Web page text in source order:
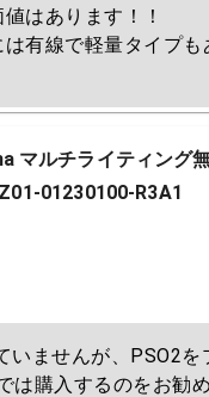
はあります！！
有線で軽量タイプ
マルチライティング
01230100-R3A1
いませんが、PSO2
は購入するのをお勧め